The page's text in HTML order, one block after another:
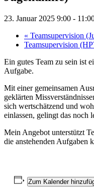
23. Januar 2025 9:00 -
« Teamsupervision
Teamsupervision
Ein gutes Team zu sein ist
Aufgabe.
Mit einer gemeinsamen
geklärten
sich wertschätzend und
einlassen, gelingt das noch
Mein Angebot unterstützt
die anstehenden Aufgaben
Zum Kalender